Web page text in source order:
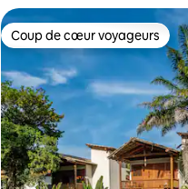
Coup de cœur voyageurs
Coup de cœur voyageurs